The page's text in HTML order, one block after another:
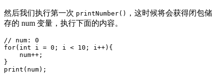
然后我们执行第一次 printNumber()
，这时候将会获得闭包储
存的 num 变量，执行下面的内容。
// num: 0
for(int i = 0; i < 10; i++){
    num++;
}
print(num);